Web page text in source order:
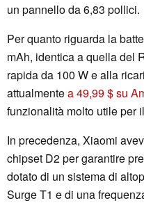
un pannello da 6,83 pollici.
Per quanto riguarda la
mAh, identica a quella del
rapida da 100 W e alla
attualmentea 49,99 $ su
funzionalità molto utile per
In precedenza, Xiaomi
chipset D2 per garantire
dotato di un sistema di
Surge T1 e di una